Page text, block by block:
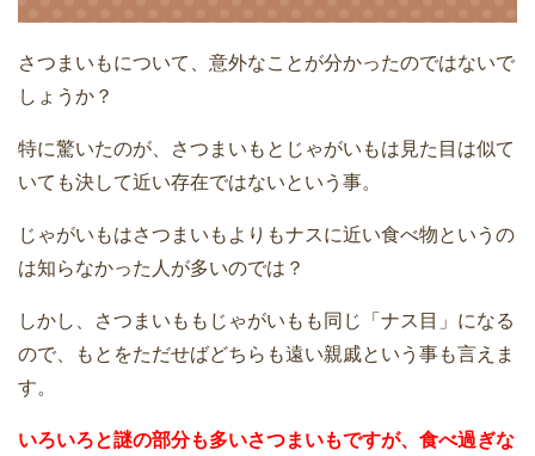
さつまいもについて、意外なことが分かったのではないで
しょうか？
特に驚いたのが、さつまいもとじゃがいもは見た目は似て
いても決して近い存在ではないという事。
じゃがいもはさつまいもよりもナスに近い食べ物というの
は知らなかった人が多いのでは？
しかし、さつまいももじゃがいもも同じ「ナス目」になる
ので、もとをただせばどちらも遠い親戚という事も言えま
す。
いろいろと謎の部分も多いさつまいもですが、食べ過ぎな